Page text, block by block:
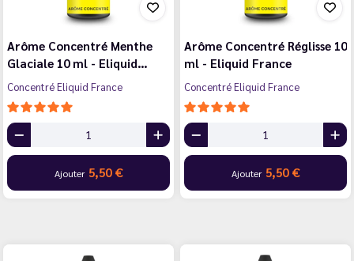
Arôme Concentré Menthe
Glaciale 10 ml - Eliquid…
Concentré Eliquid France
Ajouter 5,50 €
Arôme Concentré Réglisse 10
ml - Eliquid France
Concentré Eliquid France
Ajouter 5,50 €